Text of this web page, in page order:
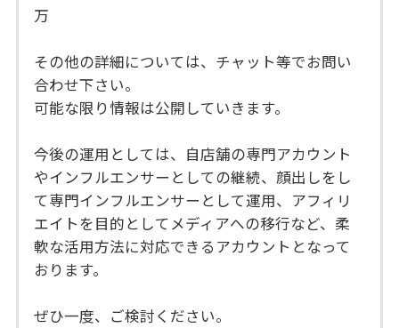
万
その他の詳細については、チャット等でお問い
合わせ下さい。
可能な限り情報は公開していきます。
今後の運用としては、自店舗の専門アカウント
やインフルエンサーとしての継続、顔出しをし
て専門インフルエンサーとして運用、アフィリ
エイトを目的としてメディアへの移行など、柔
軟な活用方法に対応できるアカウントとなって
おります。
ぜひ一度、ご検討ください。